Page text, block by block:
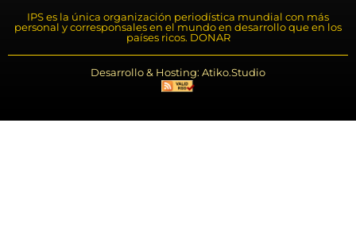
IPS es la única organización periodística mundial con más
personal y corresponsales en el mundo en desarrollo que en los
países ricos. DONAR
Desarrollo & Hosting: Atiko.Studio